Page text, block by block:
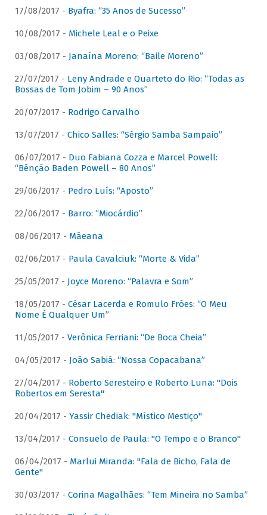
17/08/2017 - Byafra: “35 Anos de Sucesso”
10/08/2017 - Michele Leal e o Peixe
03/08/2017 - Janaína Moreno: “Baile Moreno”
27/07/2017 - Leny Andrade e Quarteto do Rio: “Todas as
Bossas de Tom Jobim – 90 Anos”
20/07/2017 - Rodrigo Carvalho
13/07/2017 - Chico Salles: “Sérgio Samba Sampaio”
06/07/2017 - Duo Fabiana Cozza e Marcel Powell:
“Bênção Baden Powell – 80 Anos”
29/06/2017 - Pedro Luís: “Aposto”
22/06/2017 - Barro: “Miocárdio”
08/06/2017 - Mãeana
02/06/2017 - Paula Cavalciuk: “Morte & Vida”
25/05/2017 - Joyce Moreno: “Palavra e Som”
18/05/2017 - César Lacerda e Romulo Fróes: “O Meu
Nome É Qualquer Um”
11/05/2017 - Verônica Ferriani: “De Boca Cheia”
04/05/2017 - João Sabiá: “Nossa Copacabana”
27/04/2017 - Roberto Seresteiro e Roberto Luna: "Dois
Robertos em Seresta"
20/04/2017 - Yassir Chediak: "Místico Mestiço"
13/04/2017 - Consuelo de Paula: "O Tempo e o Branco"
06/04/2017 - Marlui Miranda: "Fala de Bicho, Fala de
Gente"
30/03/2017 - Corina Magalhães: “Tem Mineira no Samba”